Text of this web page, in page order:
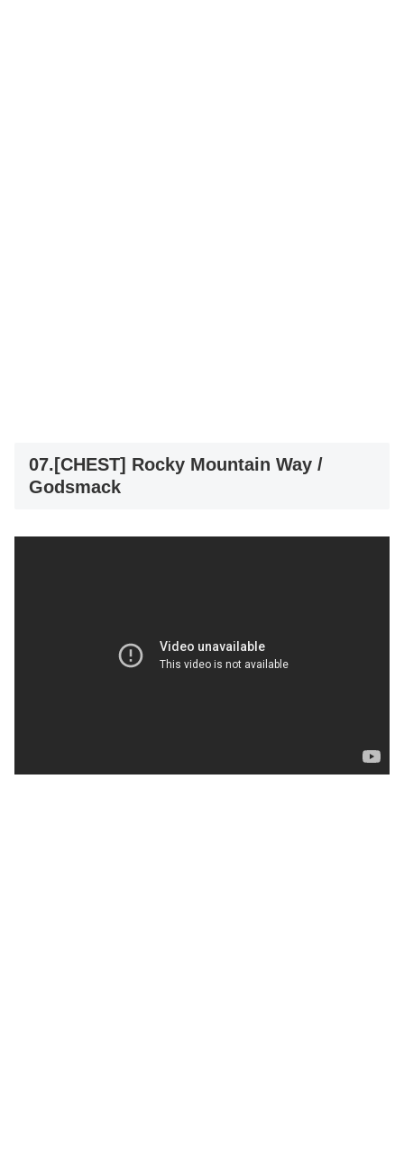
07.[CHEST] Rocky Mountain Way /
Godsmack